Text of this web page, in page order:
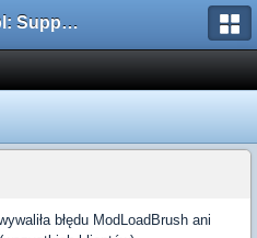
AMXX.pl: Support AMX Mod X i SourceMod
błędu ModLoadBrush ani